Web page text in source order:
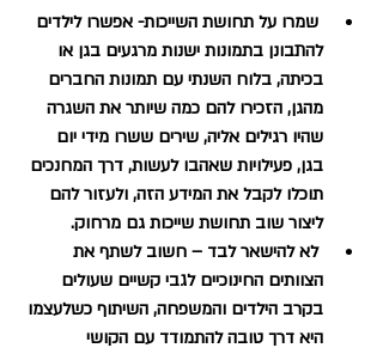
שמרו על תחושת השייכות- אפשרו לילדים
להתבונן בתמונות ישנות מרגעים בגן או
בכיתה, בלוח השנתי עם תמונות החברים
מהגן, הזכירו להם כמה שיותר את השגרה
שהיו רגילים אליה, שירים ששרו מידי יום
בגן, פעילויות שאהבו לעשות, דרך המחנכים
תוכלו לקבל את המידע הזה, ולעזור להם
ליצור שוב תחושת שייכות גם מרחוק.
לא להישאר לבד – חשוב לשתף את
הצוותים החינוכיים לגבי קשיים שעולים
בקרב הילדים והמשפחה, השיתוף כשלעצמו
היא דרך טובה להתמודד עם הקושי